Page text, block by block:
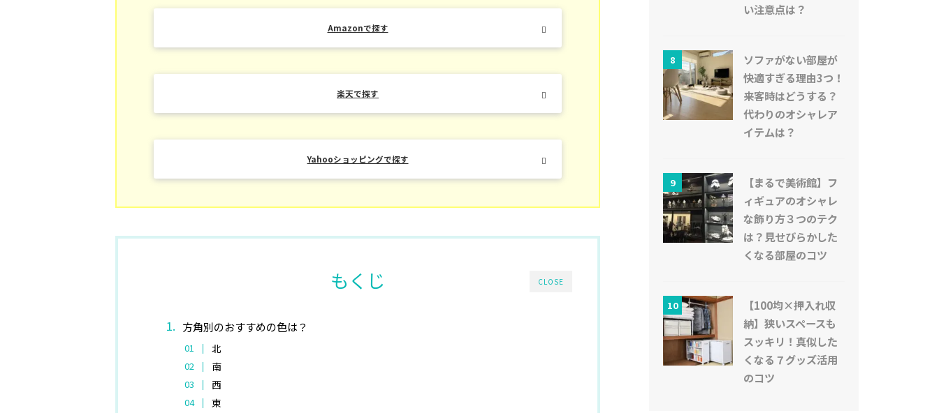
Amazonで探す
楽天で探す
Yahooショッピングで探す
CLOSE
もくじ
方角別のおすすめの色は？
北
南
西
東
い注意点は？
8
ソファがない部屋が
快適すぎる理由3つ！
来客時はどうする？
代わりのオシャレア
イテムは？
9
【まるで美術館】フ
ィギュアのオシャレ
な飾り方３つのテク
は？見せびらかした
くなる部屋のコツ
10
【100均×押入れ収
納】狭いスペースも
スッキリ！真似した
くなる７グッズ活用
のコツ